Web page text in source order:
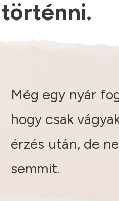
történni.
Még egy nyár
hogy csak
érzés után, de
semmit.